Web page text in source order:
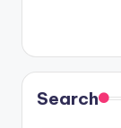
Search